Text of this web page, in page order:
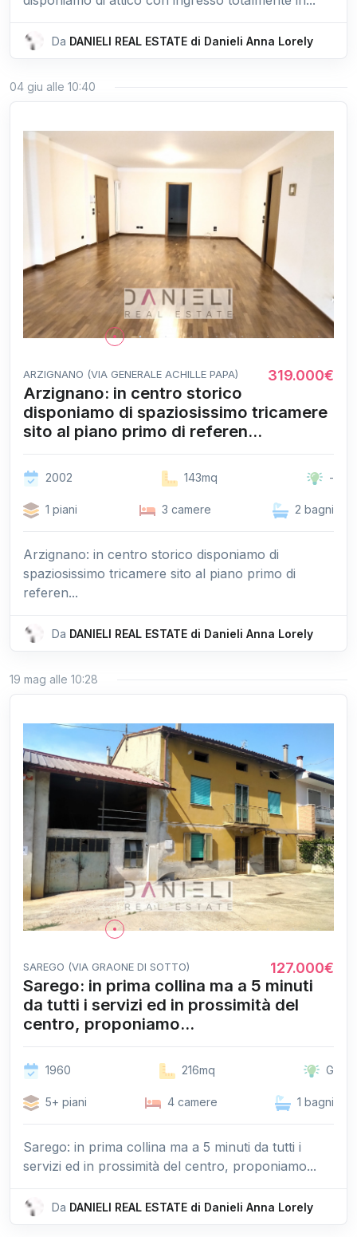
Da DANIELI REAL ESTATE di Danieli Anna Lorely
04 giu alle 10:40
ARZIGNANO (VIA GENERALE ACHILLE PAPA) 319.000€
Arzignano: in centro storico
disponiamo di spaziosissimo tricamere
sito al piano primo di referen...
2002 143mq -
1 piani 3 camere 2 bagni
Arzignano: in centro storico disponiamo di
spaziosissimo tricamere sito al piano primo di
referen...
Da DANIELI REAL ESTATE di Danieli Anna Lorely
19 mag alle 10:28
SAREGO (VIA GRAONE DI SOTTO) 127.000€
Sarego: in prima collina ma a 5 minuti
da tutti i servizi ed in prossimità del
centro, proponiamo...
1960 216mq G
5+ piani 4 camere 1 bagni
Sarego: in prima collina ma a 5 minuti da tutti i
servizi ed in prossimità del centro, proponiamo...
Da DANIELI REAL ESTATE di Danieli Anna Lorely